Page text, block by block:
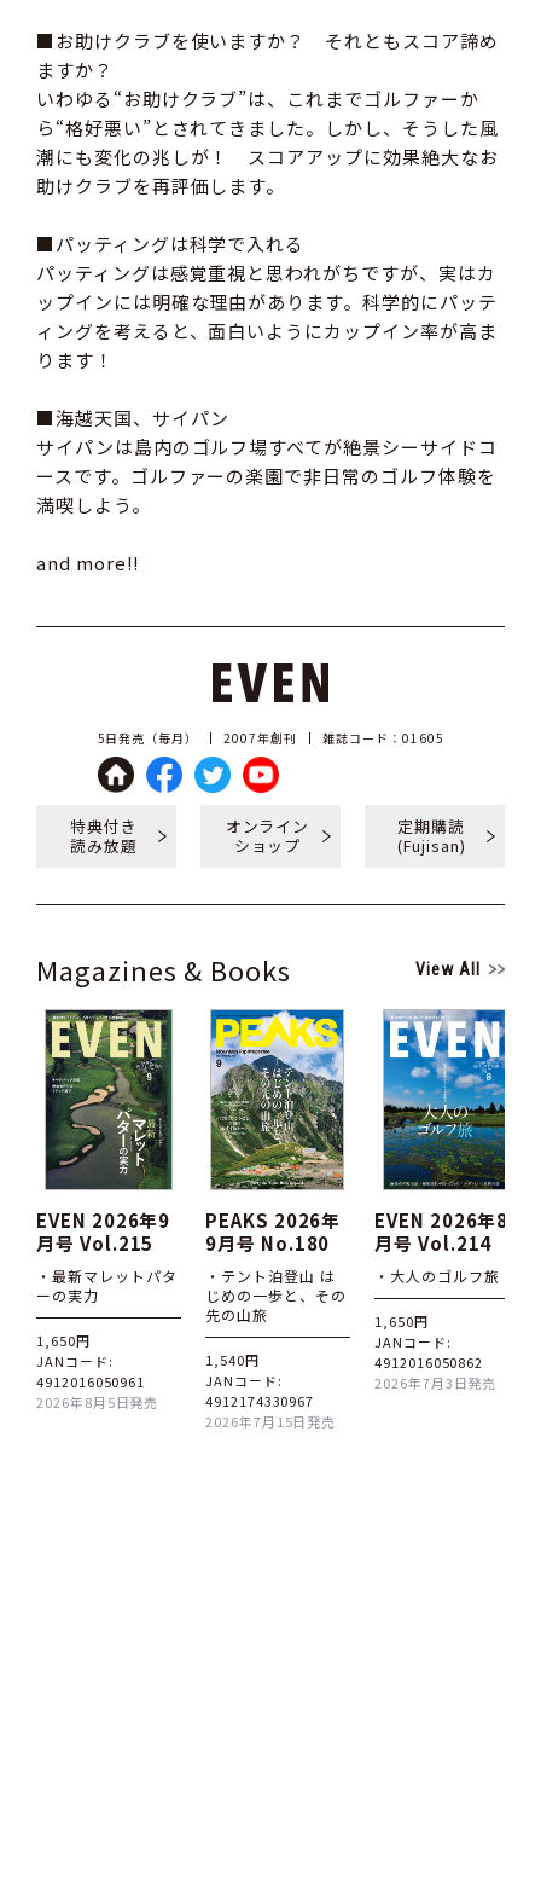
■お助けクラブを使いますか？ それともスコア諦め
ますか？
いわゆる“お助けクラブ”は、これまでゴルファーか
ら“格好悪い”とされてきました。しかし、そうした風
潮にも変化の兆しが！ スコアアップに効果絶大なお
助けクラブを再評価します。
■パッティングは科学で入れる
パッティングは感覚重視と思われがちですが、実はカ
ップインには明確な理由があります。科学的にパッテ
ィングを考えると、面白いようにカップイン率が高ま
ります！
■海越天国、サイパン
サイパンは島内のゴルフ場すべてが絶景シーサイドコ
ースです。ゴルファーの楽園で非日常のゴルフ体験を
満喫しよう。
and more!!
5日発売（毎月） 2007年創刊 雑誌コード：01605
特典付き
読み放題
オンライン
ショップ
定期購読
(Fujisan)
Magazines & Books View All
EVEN 2026年9
月号 Vol.215
・最新マレットパタ
ーの実力
1,650円
JANコード:
4912016050961
2026年8月5日発売
PEAKS 2026年
9月号 No.180
・テント泊登山 は
じめの一歩と、その
先の山旅
1,540円
JANコード:
4912174330967
2026年7月15日発売
EVEN 2026年8
月号 Vol.214
・大人のゴルフ旅
1,650円
JANコード:
4912016050862
2026年7月3日発売